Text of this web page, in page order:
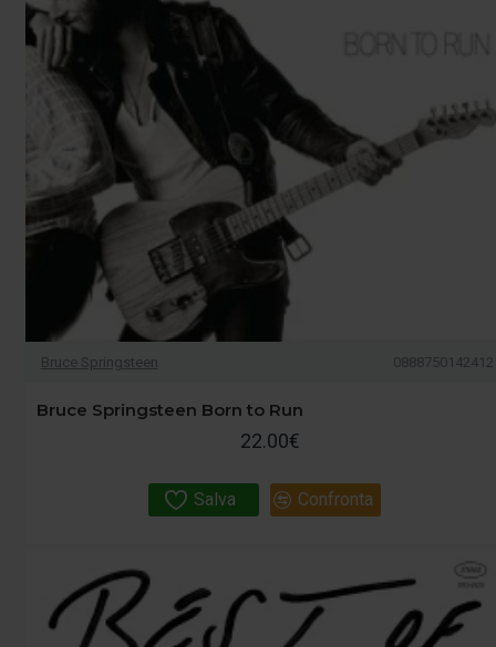
Bruce Springsteen 0888750142412
Bruce Springsteen Born to Run
22.00€
Salva Confronta